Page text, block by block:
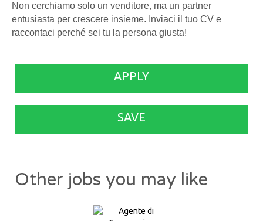
Non cerchiamo solo un venditore, ma un partner
entusiasta per crescere insieme. Inviaci il tuo CV e
raccontaci perché sei tu la persona giusta!
APPLY
SAVE
Other jobs you may like